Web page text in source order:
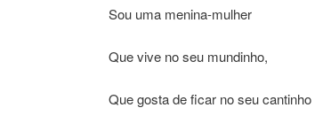
Sou uma menina-mulher
Que vive no seu mundinho,
Que gosta de ficar no seu cantinho